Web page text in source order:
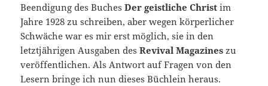
Beendigung des BuchesDer geistliche Christ im
Jahre 1928 zu schreiben, aber wegen körperlicher
Schwäche war es mir erst möglich, sie in den
letztjährigen Ausgaben des Revival Magazines zu
veröffentlichen. Als Antwort auf Fragen von den
Lesern bringe ich nun dieses Büchlein heraus.